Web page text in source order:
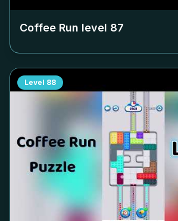
Coffee Run level 87
Level 88